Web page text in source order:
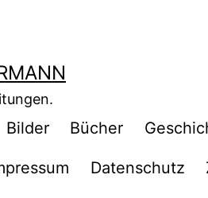
Bilder Bücher
Datenschutz